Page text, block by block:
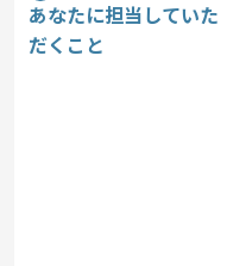
あなたに担当していた
だくこと